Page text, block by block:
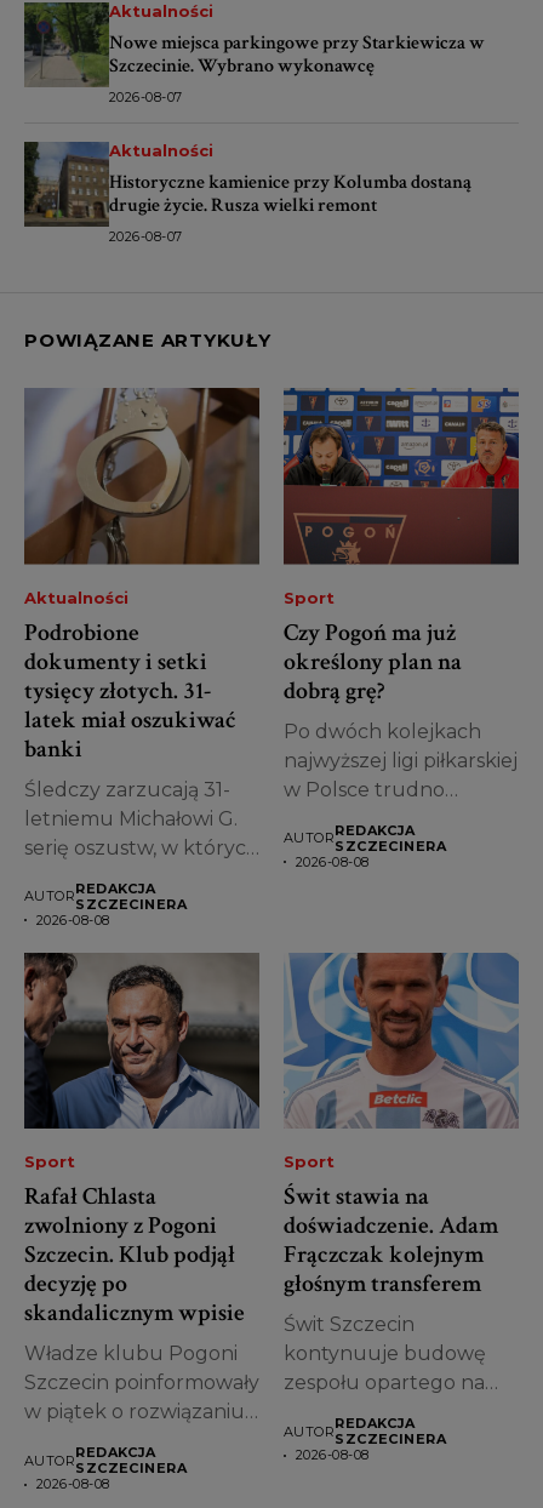
Aktualności
Nowe miejsca parkingowe przy Starkiewicza w
Szczecinie. Wybrano wykonawcę
2026-08-07
Aktualności
Historyczne kamienice przy Kolumba dostaną
drugie życie. Rusza wielki remont
2026-08-07
POWIĄZANE ARTYKUŁY
Aktualności
Podrobione
dokumenty i setki
tysięcy złotych. 31-
latek miał oszukiwać
banki
Śledczy zarzucają 31-
letniemu Michałowi G.
serię oszustw, w których
AUTORREDAKCJA
SZCZECINERA
2026-08-08
Sport
Czy Pogoń ma już
określony plan na
dobrą grę?
Po dwóch kolejkach
najwyższej ligi piłkarskiej
w Polsce trudno
AUTORREDAKCJA
SZCZECINERA
2026-08-08
Sport
Rafał Chlasta
zwolniony z Pogoni
Szczecin. Klub podjął
decyzję po
skandalicznym wpisie
Władze klubu Pogoni
Szczecin poinformowały
w piątek o rozwiązaniu
AUTORREDAKCJA
SZCZECINERA
2026-08-08
Sport
Świt stawia na
doświadczenie. Adam
Frączczak kolejnym
głośnym transferem
Świt Szczecin
kontynuuje budowę
zespołu opartego na
piłkarzach. Po
AUTORREDAKCJA
SZCZECINERA
2026-08-08